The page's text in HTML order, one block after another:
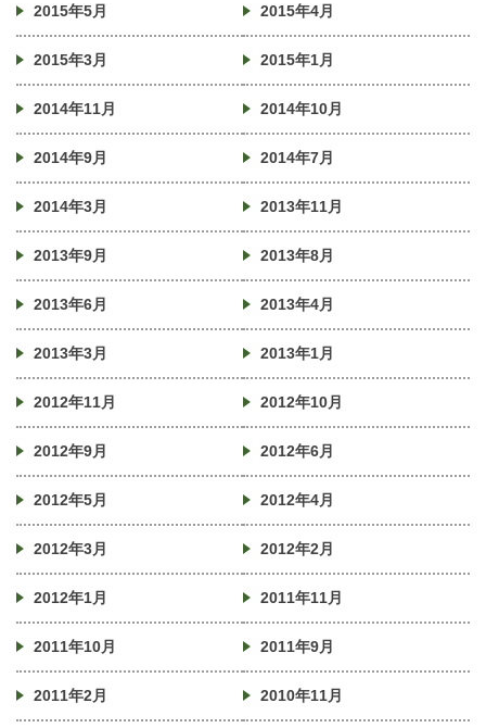
2015年5月 2015年4月
2015年3月 2015年1月
2014年11月 2014年10月
2014年9月 2014年7月
2014年3月 2013年11月
2013年9月 2013年8月
2013年6月 2013年4月
2013年3月 2013年1月
2012年11月 2012年10月
2012年9月 2012年6月
2012年5月 2012年4月
2012年3月 2012年2月
2012年1月 2011年11月
2011年10月 2011年9月
2011年2月 2010年11月